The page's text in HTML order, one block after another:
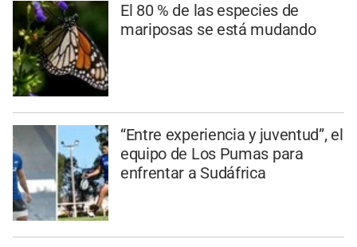
El 80 % de las especies de
mariposas se está mudando
“Entre experiencia y juventud”, el
equipo de Los Pumas para
enfrentar a Sudáfrica